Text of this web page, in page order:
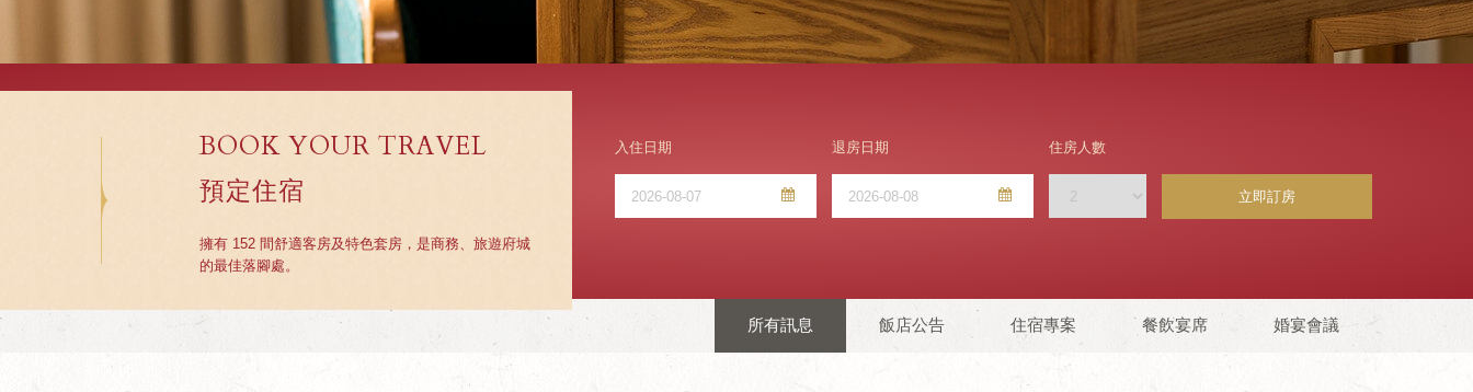
BOOK YOUR TRAVEL
預定住宿
擁有 152 間舒適客房及特色套房，是商務、旅遊府城
的最佳落腳處。
入住日期 退房日期 住房人數
立即訂房
所有訊息 飯店公告 住宿專案 餐飲宴席 婚宴會議